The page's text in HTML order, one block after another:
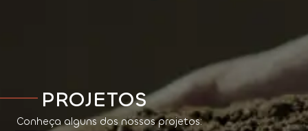
PROJETOS
Conheça alguns dos nossos projetos: